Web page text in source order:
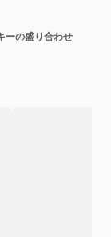
ーの盛り合わせ